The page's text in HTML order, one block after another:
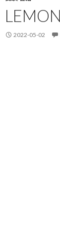
2022-05-02